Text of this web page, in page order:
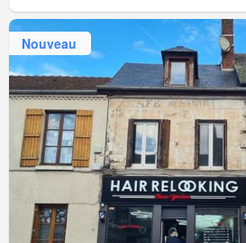
Nouveau